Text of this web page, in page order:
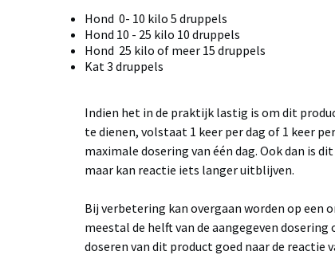
Hond 0- 10 kilo 5 druppels
Hond 10 - 25 kilo 10 druppels
Hond 25 kilo of meer 15 druppels
Kat 3 druppels
Indien het in de praktijk lastig is om dit
te dienen, volstaat 1 keer per dag of 1 keer
maximale dosering van één dag. Ook dan is
maar kan reactie iets langer uitblijven.
Bij verbetering kan overgaan worden op een
meestal de helft van de aangegeven
doseren van dit product goed naar de reactie